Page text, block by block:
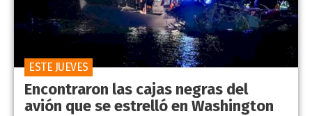
Encontraron las cajas negras del
avión que se estrelló en Washington
ESTE JUEVES